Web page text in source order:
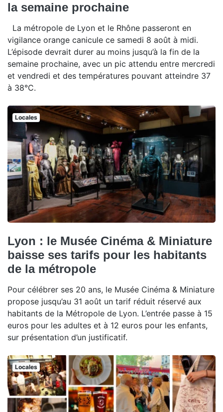
la semaine prochaine
La métropole de Lyon et le Rhône passeront en
vigilance orange canicule ce samedi 8 août à midi.
L’épisode devrait durer au moins jusqu’à la fin de la
semaine prochaine, avec un pic attendu entre mercredi
et vendredi et des températures pouvant atteindre 37
à 38°C.
Locales
Lyon : le Musée Cinéma & Miniature
baisse ses tarifs pour les habitants
de la métropole
Pour célébrer ses 20 ans, le Musée Cinéma & Miniature
propose jusqu’au 31 août un tarif réduit réservé aux
habitants de la Métropole de Lyon. L’entrée passe à 15
euros pour les adultes et à 12 euros pour les enfants,
sur présentation d’un justificatif.
Locales